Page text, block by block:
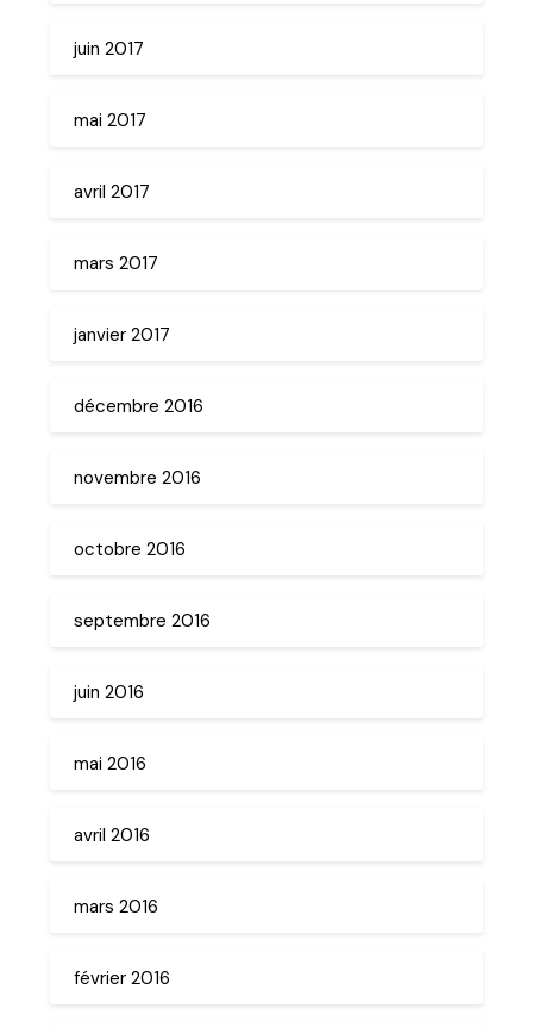
juin 2017
mai 2017
avril 2017
mars 2017
janvier 2017
décembre 2016
novembre 2016
octobre 2016
septembre 2016
juin 2016
mai 2016
avril 2016
mars 2016
février 2016